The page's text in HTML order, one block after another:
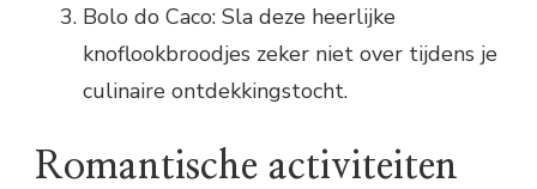
Bolo do Caco: Sla deze heerlijke
knoflookbroodjes zeker niet over tijdens je
culinaire ontdekkingstocht.
Romantische activiteiten